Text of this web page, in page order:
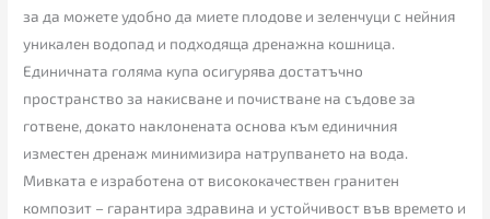
за да можете удобно да миете плодове и зеленчуци с нейния
уникален водопад и подходяща дренажна кошница.
Единичната голяма купа осигурява достатъчно
пространство за накисване и почистване на съдове за
готвене, докато наклонената основа към единичния
изместен дренаж минимизира натрупването на вода.
Мивката е изработена от висококачествен гранитен
композит – гарантира здравина и устойчивост във времето и